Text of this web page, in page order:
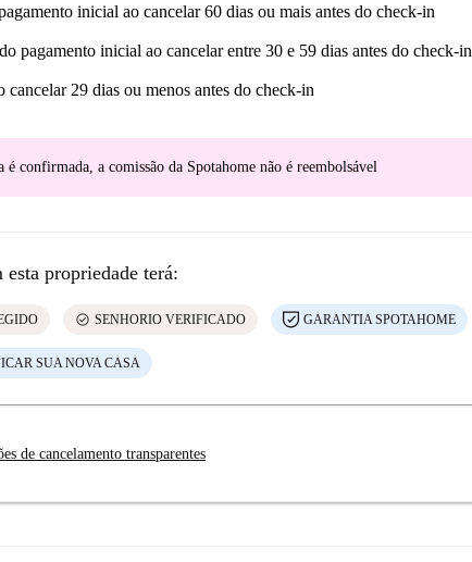
inicial ao cancelar 60 dias ou mais antes do check-in
pagamento inicial ao cancelar entre 30 e 59 dias antes do check-in
cancelar 29 dias ou menos antes do check-in
é confirmada, a comissão da Spotahome não é reembolsável
propriedade terá:
check_circle SENHORIO VERIFICADO GARANTIA SPOTAHOME
SUA NOVA CASA
de cancelamento transparentes